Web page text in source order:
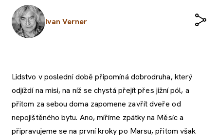
Ivan Verner
Lidstvo v poslední době připomíná dobrodruha, který
odjíždí na misi, na níž se chystá přejít přes jižní pól, a
přitom za sebou doma zapomene zavřít dveře od
nepojištěného bytu. Ano, míříme zpátky na Měsíc a
připravujeme se na první kroky po Marsu, přitom však